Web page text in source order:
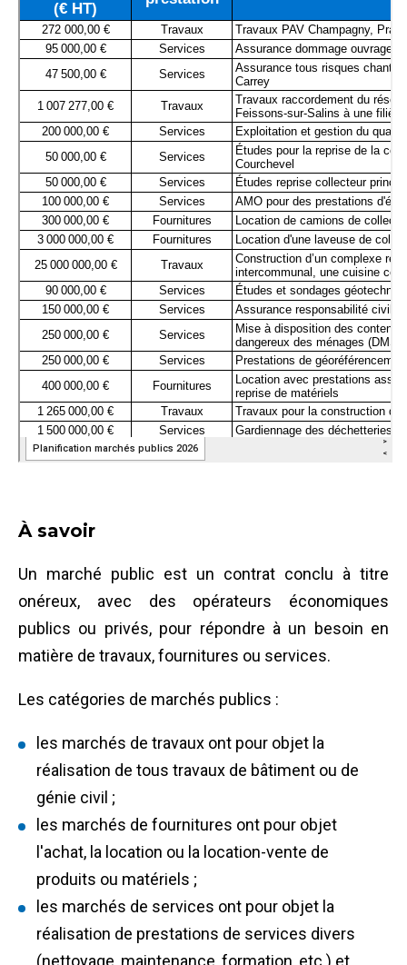
À savoir
Un marché public est un contrat conclu à titre
onéreux, avec des opérateurs économiques
publics ou privés, pour répondre à un besoin en
matière de travaux, fournitures ou services.
Les catégories de marchés publics :
les marchés de travaux ont pour objet la
réalisation de tous travaux de bâtiment ou de
génie civil ;
les marchés de fournitures ont pour objet
l'achat, la location ou la location-vente de
produits ou matériels ;
les marchés de services ont pour objet la
réalisation de prestations de services divers